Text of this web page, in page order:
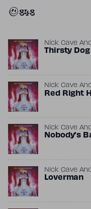
848
Nick Cave
Thirsty Dog
Nick Cave
Cohen
Red Right
Nick Cave
Nobody's
Nick Cave
Loverman